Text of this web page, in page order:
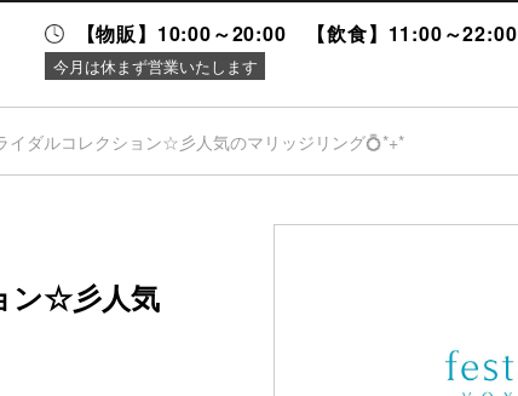
【物販】10:00～20:00 【飲食】11:00～22:00
今月は休まず営業いたします
イダルコレクション☆彡人気のマリッジリング💍*+*
ン☆彡人気